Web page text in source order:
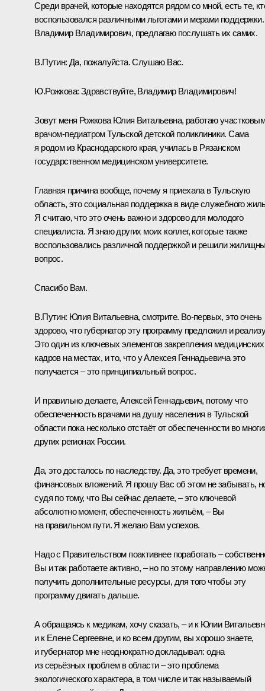
Среди врачей, которые находятся рядом со мной, есть те,
воспользовался различными льготами и мерами поддержки.
Владимир Владимирович, предлагаю послушать их самих.
В.Путин: Да, пожалуйста. Слушаю Вас.
Ю.Рожкова: Здравствуйте, Владимир Владимирович!
Зовут меня Рожкова Юлия Витальевна, работаю участковым
врачом-педиатром Тульской детской поликлиники. Сама
я родом из Краснодарского края, училась в Рязанском
государственном медицинском университете.
Главная причина вообще, почему я приехала в Тульскую
область, это социальная поддержка в виде служебного
Я считаю, что это очень важно и здорово для молодого
специалиста. Я знаю других моих коллег, которые также
воспользовались различной поддержкой и решили
вопрос.
Спасибо Вам.
В.Путин: Юлия Витальевна, смотрите. Во-первых, это очень
здорово, что губернатор эту программу предложил и
Это один из ключевых элементов закрепления медицинских
кадров на местах, и то, что у Алексея Геннадьевича это
получается – это принципиальный вопрос.
И правильно делаете, Алексей Геннадьевич, потому что
обеспеченность врачами на душу населения в Тульской
области пока несколько отстаёт от обеспеченности во
других регионах России.
Да, это досталось по наследству. Да, это требует времени,
финансовых вложений. Я прошу Вас об этом не забывать,
судя по тому, что Вы сейчас делаете, – это ключевой
абсолютно момент, обеспеченность жильём, – Вы
на правильном пути. Я желаю Вам успехов.
Надо с Правительством поактивнее поработать –
Вы и так работаете активно, – но по этому направлению
получить дополнительные ресурсы, для того чтобы эту
программу двигать дальше.
А обращаясь к медикам, хочу сказать, – и к Юлии
и к Елене Сергеевне, и ко всем другим, вы хорошо знаете,
и губернатор мне неоднократно докладывал: одна
из серьёзных проблем в области – это проблема
экологического характера, в том числе и так называемый